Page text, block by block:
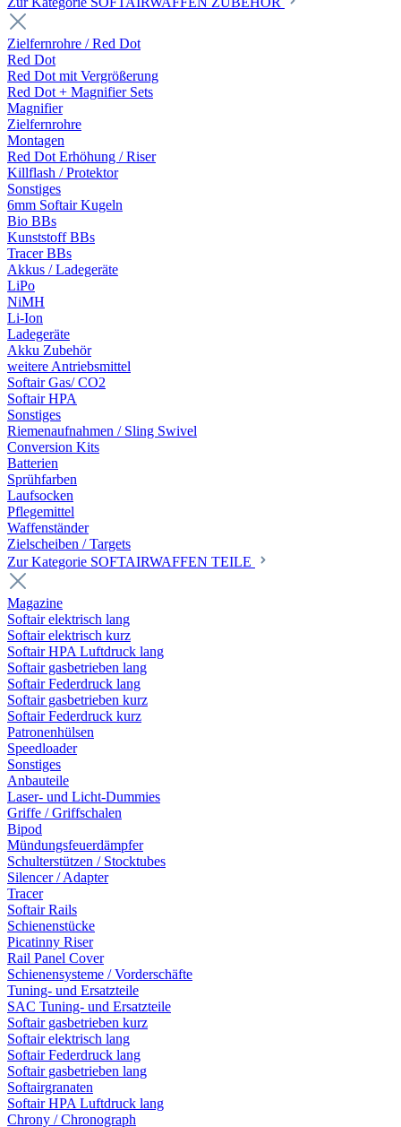
Zielfernrohre / Red Dot
Red Dot
Red Dot mit Vergrößerung
Red Dot + Magnifier Sets
Magnifier
Zielfernrohre
Montagen
Red Dot Erhöhung / Riser
Killflash / Protektor
Sonstiges
6mm Softair Kugeln
Bio BBs
Kunststoff BBs
Tracer BBs
Akkus / Ladegeräte
LiPo
NiMH
Li-Ion
Ladegeräte
Akku Zubehör
weitere Antriebsmittel
Softair Gas/ CO2
Softair HPA
Sonstiges
Riemenaufnahmen / Sling Swivel
Conversion Kits
Batterien
Sprühfarben
Laufsocken
Pflegemittel
Waffenständer
Zielscheiben / Targets
Zur Kategorie SOFTAIRWAFFEN TEILE
Magazine
Softair elektrisch lang
Softair elektrisch kurz
Softair HPA Luftdruck lang
Softair gasbetrieben lang
Softair Federdruck lang
Softair gasbetrieben kurz
Softair Federdruck kurz
Patronenhülsen
Speedloader
Sonstiges
Anbauteile
Laser- und Licht-Dummies
Griffe / Griffschalen
Bipod
Mündungsfeuerdämpfer
Schulterstützen / Stocktubes
Silencer / Adapter
Tracer
Softair Rails
Schienenstücke
Picatinny Riser
Rail Panel Cover
Schienensysteme / Vorderschäfte
Tuning- und Ersatzteile
SAC Tuning- und Ersatzteile
Softair gasbetrieben kurz
Softair elektrisch lang
Softair Federdruck lang
Softair gasbetrieben lang
Softairgranaten
Softair HPA Luftdruck lang
Chrony / Chronograph